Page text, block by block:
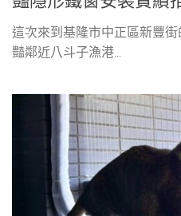
這次來到基隆市中正區新豐
豔鄰近八斗子漁港...